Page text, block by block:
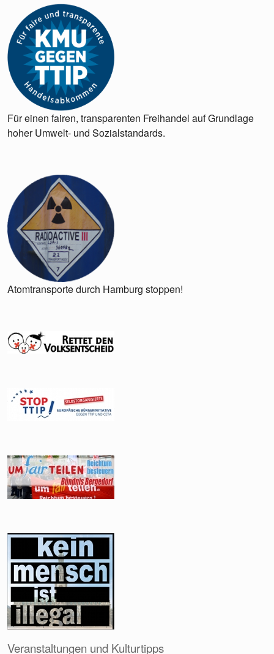
Für einen fairen, transparenten Freihandel auf Grundlage
hoher Umwelt- und Sozialstandards.
Atomtransporte durch Hamburg stoppen!
Veranstaltungen und Kulturtipps